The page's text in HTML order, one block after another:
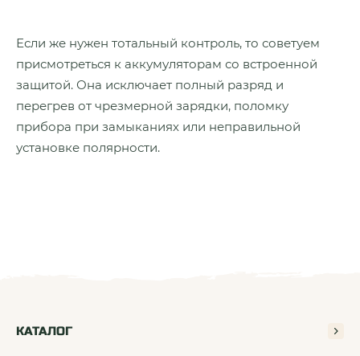
Если же нужен тотальный контроль, то советуем
присмотреться к аккумуляторам со встроенной
защитой. Она исключает полный разряд и
перегрев от чрезмерной зарядки, поломку
прибора при замыканиях или неправильной
установке полярности.
прицела, фонаря или иного устройства,
КАТАЛОГ